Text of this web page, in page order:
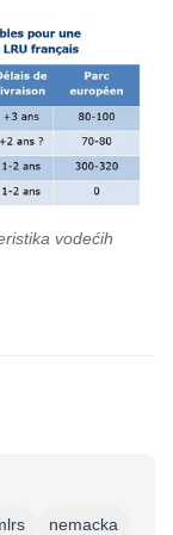
vodećih
nemacka